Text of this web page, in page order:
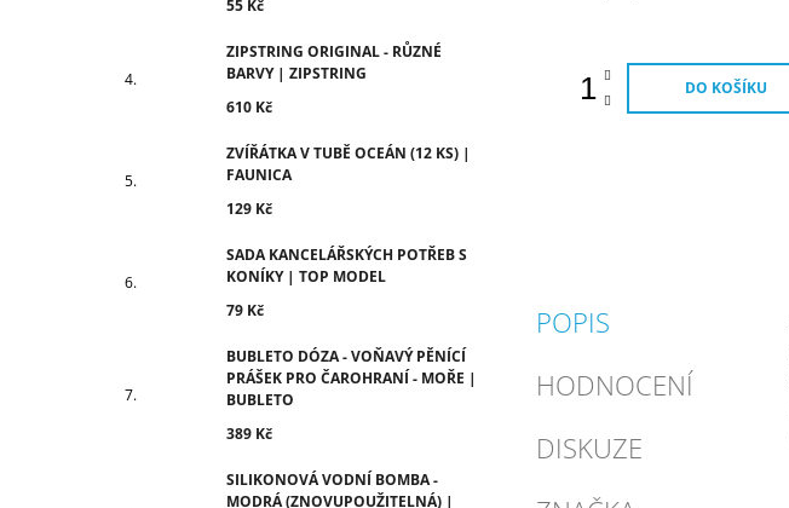
55 Kč
ZIPSTRING ORIGINAL - RŮZNÉ
BARVY | ZIPSTRING
610 Kč
ZVÍŘÁTKA V TUBĚ OCEÁN (12 KS) |
FAUNICA
129 Kč
SADA KANCELÁŘSKÝCH POTŘEB S
KONÍKY | TOP MODEL
79 Kč
BUBLETO DÓZA - VOŇAVÝ PĚNÍCÍ
PRÁŠEK PRO ČAROHRANÍ - MOŘE |
BUBLETO
389 Kč
SILIKONOVÁ VODNÍ BOMBA -
MODRÁ (ZNOVUPOUŽITELNÁ) |
DO KOŠÍKU
POPIS
HODNOCENÍ
DISKUZE